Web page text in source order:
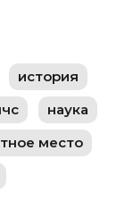
история
наука
место